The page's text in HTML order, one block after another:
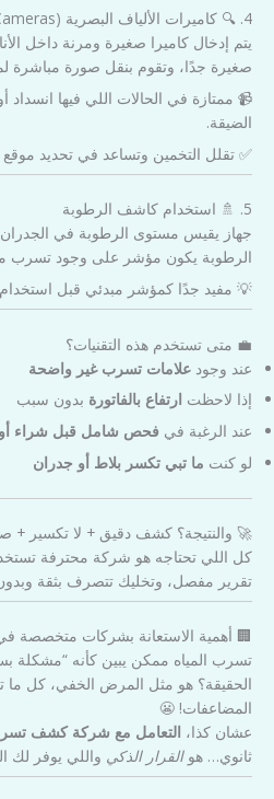
4. 🔍 كاميرات الألياف البصرية (Fiber Optic Cameras)
يتم إدخال كاميرا صغيرة ومرنة داخل
صغيرة جدًا، وتقوم بنقل صورة مباشرة
📹 ممتازة في الحالات اللي فيها
الضيقة.
✅ تقلل التخمين وتساعد في تحديد
5. 🚿 استخدام كاشف الرطوبة
جهاز يقيس مستوى الرطوبة في
الرطوبة يكون مؤشر على وجود تسرب
💡 مفيد جدًا كمؤشر مبدئي قبل
💼 متى تستخدم هذه التقنيات؟
عند وجود علامات تسرب غير واضحة
إذا لاحظت ارتفاع بالفاتورة بدون سبب
عند الرغبة في فحص شامل قبل شراء أو
لو كنت ما تبي تكسر بلاط أو جدران
🚀 والنتيجة؟ كشف دقيق + لا تكسير +
كل اللي تحتاجه هو شركة محترفة
تقرير مفصل، وتخليك تتصرف بثقة
🏢 أهمية الاستعانة بشركات متخصصة
تسرب المياه ممكن يبين كأنه “مشكلة
الحقيقة؟ هو مثل المرض الخفي، كل
المضاعفات! 😬
عشان كذا، التعامل مع شركة كشف
ثانوي… هوالقرار الذكي واللي يوفر لك